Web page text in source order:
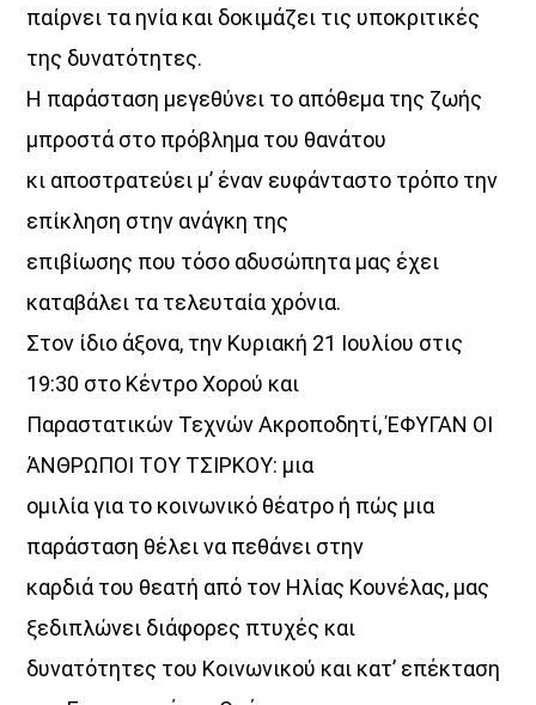
παίρνει τα ηνία και δοκιμάζει τις υποκριτικές
της δυνατότητες.
Η παράσταση μεγεθύνει το απόθεμα της ζωής
μπροστά στο πρόβλημα του θανάτου
κι αποστρατεύει μ’ έναν ευφάνταστο τρόπο την
επίκληση στην ανάγκη της
επιβίωσης που τόσο αδυσώπητα μας έχει
καταβάλει τα τελευταία χρόνια.
Στον ίδιο άξονα, την Κυριακή 21 Ιουλίου στις
19:30 στο Κέντρο Χορού και
Παραστατικών Τεχνών Ακροποδητί, ΈΦΥΓΑΝ ΟΙ
ΆΝΘΡΩΠΟΙ ΤΟΥ ΤΣΙΡΚΟΥ: μια
ομιλία για το κοινωνικό θέατρο ή πώς μια
παράσταση θέλει να πεθάνει στην
καρδιά του θεατή από τον Ηλίας Κουνέλας, μας
ξεδιπλώνει διάφορες πτυχές και
δυνατότητες του Κοινωνικού και κατ’ επέκταση